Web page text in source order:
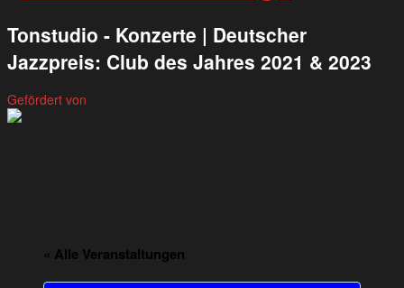
Tonstudio - Konzerte | Deutscher
Jazzpreis: Club des Jahres 2021 & 2023
Gefördert von
« Alle Veranstaltungen